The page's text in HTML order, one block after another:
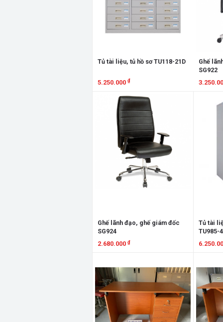
Tủ tài liệu, tủ hồ sơ TU118-21D
5.250.000 ₫
Xem chi tiết
Ghế
SG922
Ghế lãnh đạo, ghế giám đốc
SG924
2.680.000 ₫
Tủ tài
TU985-